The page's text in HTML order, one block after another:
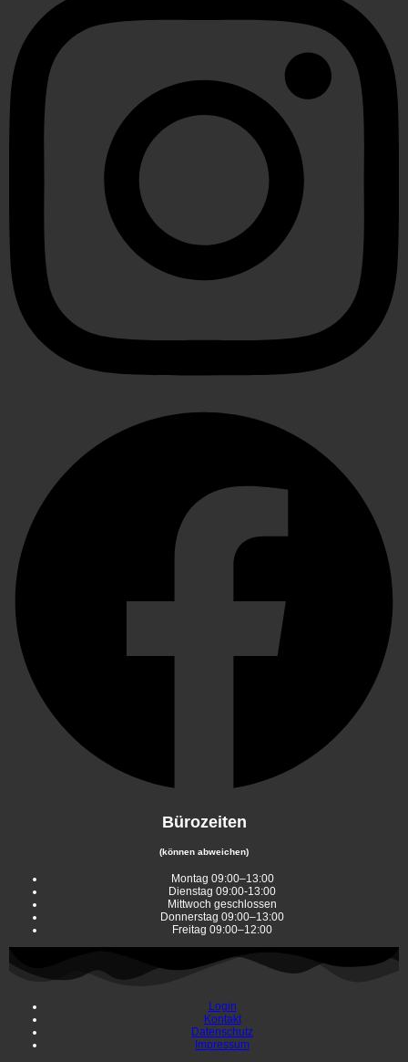
Bürozeiten
(können abweichen)
Montag 09:00–13:00
Dienstag 09:00-13:00
Mittwoch geschlossen
Donnerstag 09:00–13:00
Freitag 09:00–12:00
Login
Kontakt
Datenschutz
Impressum